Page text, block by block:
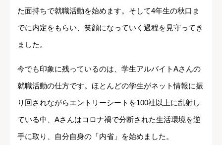
た面持ちで就職活動を始めます。そして4年生の秋口ま
でに内定をもらい、笑顔になっていく過程を見守ってき
ました。
今でも印象に残っているのは、学生アルバイトAさんの
就職活動の仕方です。ほとんどの学生がネット情報に振
り回されながらエントリーシートを100社以上に乱射し
ている中、Aさんはコロナ禍で分断された生活環境を逆
手に取り、自分自身の「内省」を始めました。